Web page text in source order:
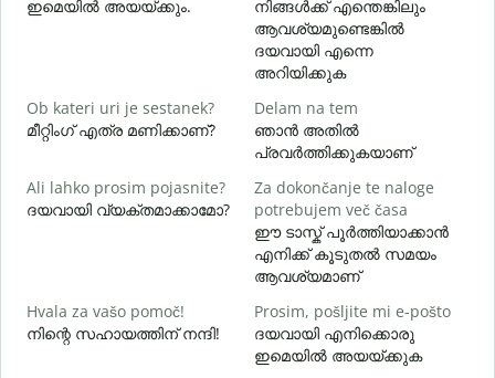
ഇമെയിൽ അയയ്ക്കും.
നിങ്ങൾക്ക് എന്തെങ്കിലും
ആവശ്യമുണ്ടെങ്കിൽ
ദയവായി എന്നെ
അറിയിക്കുക
Ob kateri uri je sestanek?
മീറ്റിംഗ് എത്ര മണിക്കാണ്?
Delam na tem
ഞാൻ അതിൽ
പ്രവർത്തിക്കുകയാണ്
Ali lahko prosim pojasnite?
ദയവായി വ്യക്തമാക്കാമോ?
Za dokončanje te naloge
potrebujem več časa
ഈ ടാസ്ക് പൂർത്തിയാക്കാൻ
എനിക്ക് കൂടുതൽ സമയം
ആവശ്യമാണ്
Hvala za vašo pomoč!
നിന്റെ സഹായത്തിന് നന്ദി!
Prosim, pošljite mi e-pošto
ദയവായി എനിക്കൊരു
ഇമെയിൽ അയയ്ക്കുക